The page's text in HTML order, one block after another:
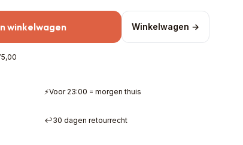
winkelwagen Winkelwagen →
⚡Voor 23:00 = morgen thuis
↩️30 dagen retourrecht